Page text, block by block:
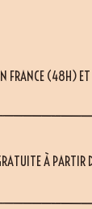
FRANCE (48H)
À